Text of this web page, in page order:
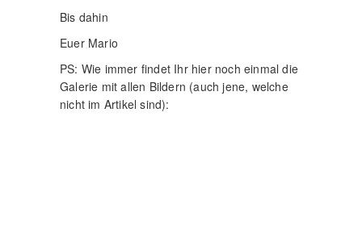
Bis dahin
Euer Mario
PS: Wie immer findet Ihr hier noch einmal die
Galerie mit allen Bildern (auch jene, welche
nicht im Artikel sind):